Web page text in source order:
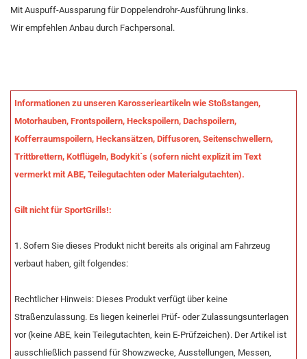
Mit Auspuff-Aussparung für Doppelendrohr-Ausführung links.
Wir empfehlen Anbau durch Fachpersonal.
Informationen zu unseren Karosserieartikeln wie Stoßstangen,
Motorhauben, Frontspoilern, Heckspoilern, Dachspoilern,
Kofferraumspoilern, Heckansätzen, Diffusoren, Seitenschwellern,
Trittbrettern, Kotflügeln, Bodykit`s (sofern nicht explizit im Text
vermerkt mit ABE, Teilegutachten oder Materialgutachten).
Gilt nicht für SportGrills!:
1. Sofern Sie dieses Produkt nicht bereits als original am Fahrzeug
verbaut haben, gilt folgendes:
Rechtlicher Hinweis: Dieses Produkt verfügt über keine
Straßenzulassung. Es liegen keinerlei Prüf- oder Zulassungsunterlagen
vor (keine ABE, kein Teilegutachten, kein E-Prüfzeichen). Der Artikel ist
ausschließlich passend für Showzwecke, Ausstellungen, Messen,